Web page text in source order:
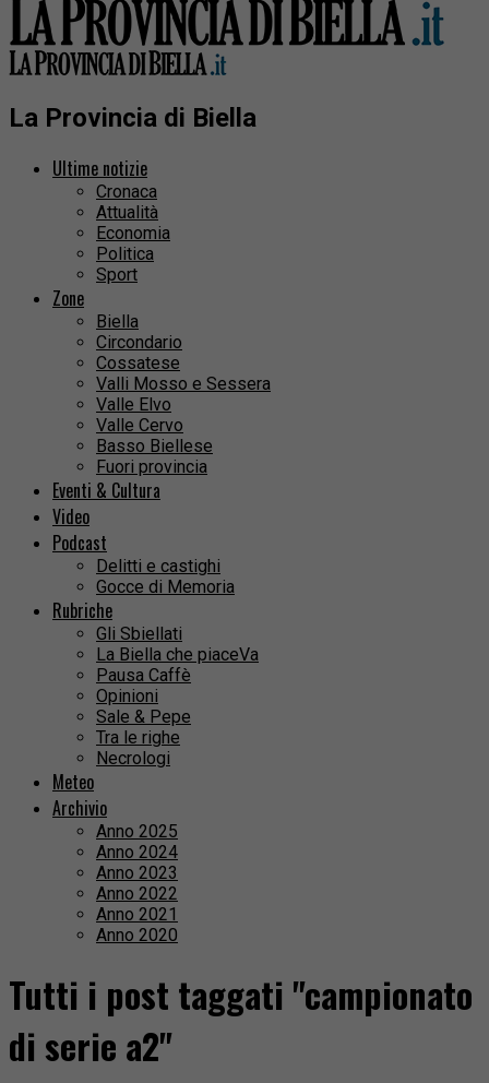
La Provincia di Biella
Ultime notizie
Cronaca
Attualità
Economia
Politica
Sport
Zone
Biella
Circondario
Cossatese
Valli Mosso e Sessera
Valle Elvo
Valle Cervo
Basso Biellese
Fuori provincia
Eventi & Cultura
Video
Podcast
Delitti e castighi
Gocce di Memoria
Rubriche
Gli Sbiellati
La Biella che piaceVa
Pausa Caffè
Opinioni
Sale & Pepe
Tra le righe
Necrologi
Meteo
Archivio
Anno 2025
Anno 2024
Anno 2023
Anno 2022
Anno 2021
Anno 2020
Tutti i post taggati "campionato
di serie a2"